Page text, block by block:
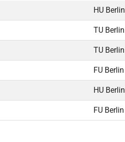
HU Berlin
TU Berlin
TU Berlin
FU Berlin
HU Berlin
FU Berlin